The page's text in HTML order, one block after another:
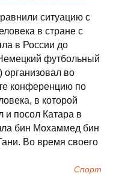
ситуацию с
в стране с
в России до
футбольный
организовал во
конференцию по
в которой
и посол Катара в
бин Мохаммед бин
Во время своего
Спорт